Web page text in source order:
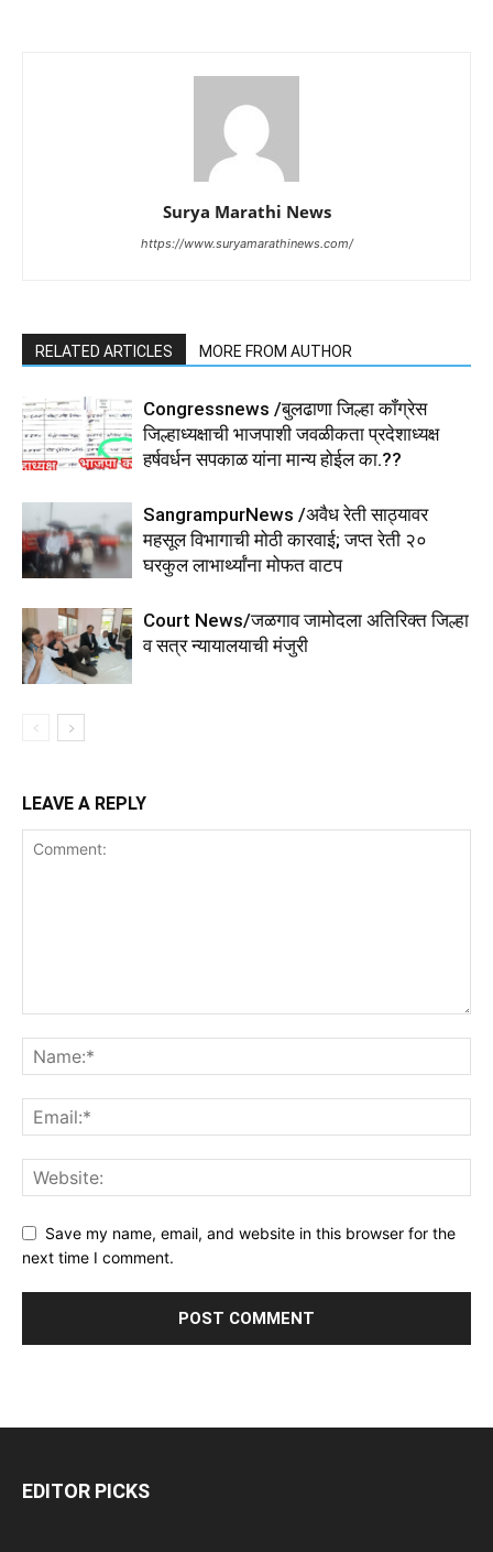
Surya Marathi News
https://www.suryamarathinews.com/
RELATED ARTICLES MORE FROM AUTHOR
Congressnews /बुलढाणा जिल्हा कॉंग्रेस
जिल्हाध्यक्षाची भाजपाशी जवळीकता प्रदेशाध्यक्ष
हर्षवर्धन सपकाळ यांना मान्य होईल का.??
SangrampurNews /अवैध रेती साठ्यावर
महसूल विभागाची मोठी कारवाई; जप्त रेती २०
घरकुल लाभार्थ्यांना मोफत वाटप
Court News/जळगाव जामोदला अतिरिक्त जिल्हा
व सत्र न्यायालयाची मंजुरी
LEAVE A REPLY
Save my name, email, and website in this browser for the
next time I comment.
EDITOR PICKS